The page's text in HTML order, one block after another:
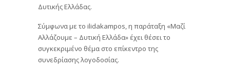
Δυτικής Ελλάδας.
Σύμφωνα με το ilidakampos, η παράταξη «Μαζί
Αλλάζουμε – Δυτική Ελλάδα» έχει θέσει το
συγκεκριμένο θέμα στο επίκεντρο της
συνεδρίασης λογοδοσίας.